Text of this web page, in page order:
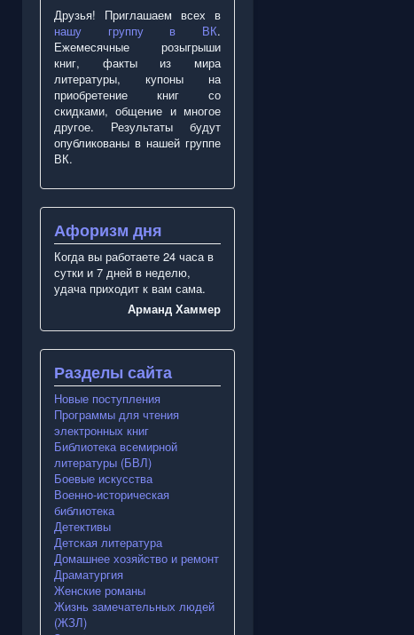
Друзья! Приглашаем всех в
нашу группу в ВК.
Ежемесячные розыгрыши
книг, факты из мира
литературы, купоны на
приобретение книг со
скидками, общение и многое
другое. Результаты будут
опубликованы в нашей группе
ВК.
Афоризм дня
Когда вы работаете 24 часа в
сутки и 7 дней в неделю,
удача приходит к вам сама.
Арманд Хаммер
Разделы сайта
Новые поступления
Программы для чтения
электронных книг
Библиотека всемирной
литературы (БВЛ)
Боевые искусства
Военно-историческая
библиотека
Детективы
Детская литература
Домашнее хозяйство и ремонт
Драматургия
Женские романы
Жизнь замечательных людей
(ЖЗЛ)